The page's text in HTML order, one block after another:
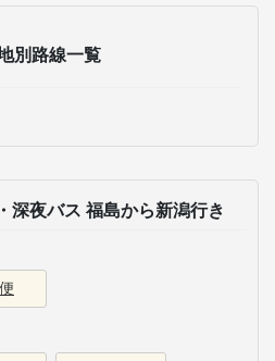
別路線一覧
深夜バス 福島から新潟行き